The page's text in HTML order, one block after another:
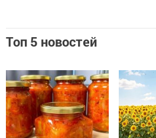
Топ 5 новостей